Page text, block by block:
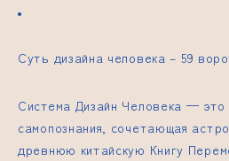
Суть дизайна человека – 59
Система Дизайн Человека — это
самопознания, сочетающая
древнюю китайскую Книгу